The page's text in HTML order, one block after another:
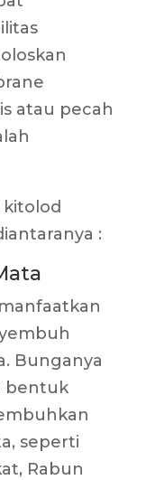
atau pecah
:
Bunganya
bentuk
seperti
Rabun